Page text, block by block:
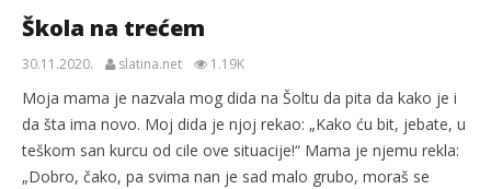
Škola na trećem
30.11.2020. slatina.net 1.19K
Moja mama je nazvala mog dida na Šoltu da pita da kako je i
da šta ima novo. Moj dida je njoj rekao: „Kako ću bit, jebate, u
teškom san kurcu od cile ove situacije!“ Mama je njemu rekla:
„Dobro, čako, pa svima nan je sad malo grubo, moraš se